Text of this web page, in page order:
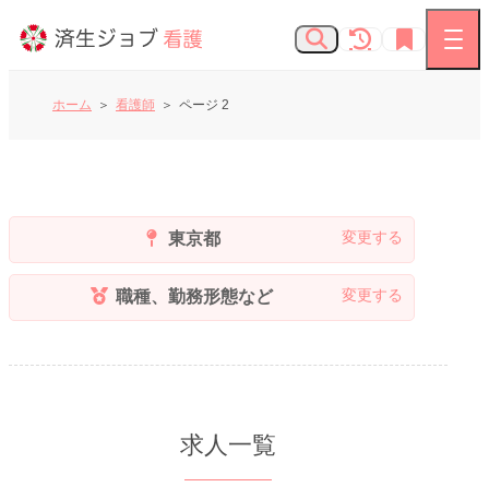
よくあるご質問
済生会のしごとを知る
ホーム 看護師 ページ 2
東京都
職種、勤務形態など
求人一覧